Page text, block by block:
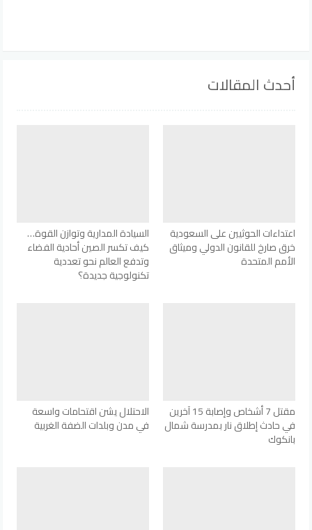
أحدث المقالات
اعتداءات الحوثيين على السعودية
خرق صارخ للقانون الدولي وميثاق
الأمم المتحدة
السيادة المدارية وتوازن القوة…
كيف تكسر الصين أحادية الفضاء
وتدفع العالم نحو تعددية
تكنولوجية جديدة؟
مقتل 7 أشخاص وإصابة 15 آخرين
في حادث إطلاق نار بمدرسة شمال
بانكوك
الاحتلال يشن اقتحامات واسعة
في مدن وبلدات الضفة الغربية